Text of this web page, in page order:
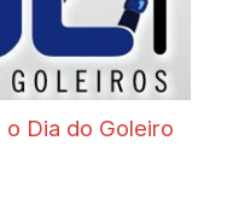
o Dia do Goleiro